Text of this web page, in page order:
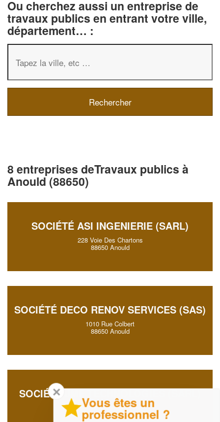
Ou cherchez aussi un entreprise de
travaux publics en entrant votre ville,
département… :
8 entreprises deTravaux publics à
Anould (88650)
SOCIÉTÉ ASI INGENIERIE (SARL)
228 Voie Des Chartons
88650 Anould
SOCIÉTÉ DECO RENOV SERVICES (SAS)
1010 Rue Colbert
88650 Anould
SOCIÉTÉ JMF TECHNOLOGIES (SARL)
228 Voie Des Chartons
88650 Anould
✕
Vous êtes un
professionnel ?